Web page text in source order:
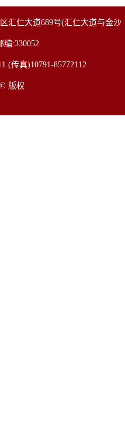
汇仁大道689号(汇仁大道与金沙
编:330052
(传真)10791-85772112
版权